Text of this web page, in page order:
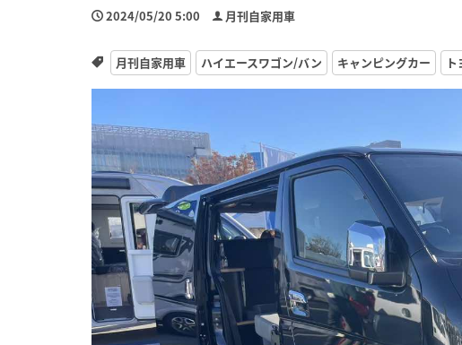
2024/05/20 5:00 月刊自家用車
月刊自家用車 ハイエースワゴン/バン キャンピングカー